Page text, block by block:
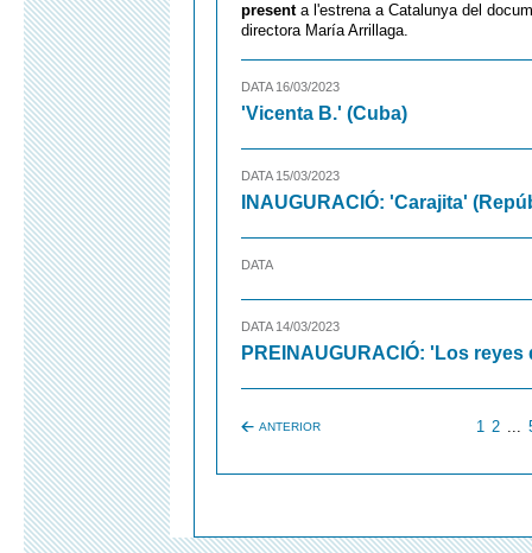
presenta l'estrena a Catalunya del
directora María Arrillaga.
DATA 16/03/2023
'Vicenta B.' (Cuba)
DATA 15/03/2023
INAUGURACIÓ: 'Carajita'
DATA
DATA 14/03/2023
PREINAUGURACIÓ: 'Los
ANTERIOR 1 2 ...